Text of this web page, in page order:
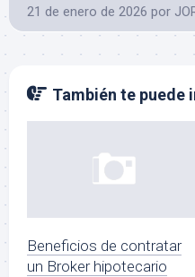
21 de enero de 2026 por
También te puede
Beneficios de contratar
un Broker hipotecario